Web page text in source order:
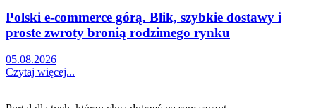
Polski e-commerce górą. Blik, szybkie dostawy i
proste zwroty bronią rodzimego rynku
05.08.2026
Czytaj więcej...